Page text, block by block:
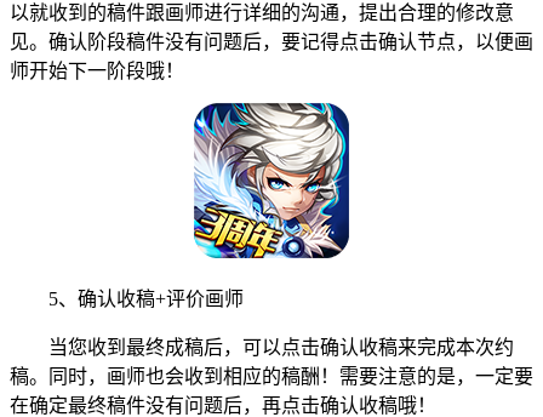
以就收到的稿件跟画师进行详细的沟通，提出合理的修改意
见。确认阶段稿件没有问题后，要记得点击确认节点，以便画
师开始下一阶段哦！
5、确认收稿+评价画师
当您收到最终成稿后，可以点击确认收稿来完成本次约
稿。同时，画师也会收到相应的稿酬！需要注意的是，一定要
在确定最终稿件没有问题后，再点击确认收稿哦！